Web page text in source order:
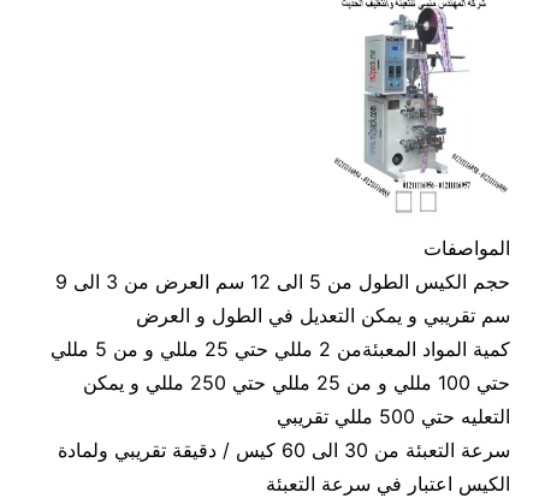
المواصفات
حجم الكيس الطول من 5 الى 12 سم العرض من 3 الى 9
سم تقريبي و يمكن التعديل في الطول و العرض
كمية المواد المعبئةمن 2 مللي حتي 25 مللي و من 5 مللي
حتي 100 مللي و من 25 مللي حتي 250 مللي و يمكن
التعليه حتي 500 مللي تقريبي
سرعة التعبئة من 30 الى 60 كيس / دقيقة تقريبي ولمادة
الكيس اعتبار في سرعة التعبئة